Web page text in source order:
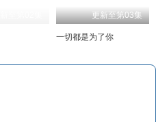
更新至第03集
一切都是为了你